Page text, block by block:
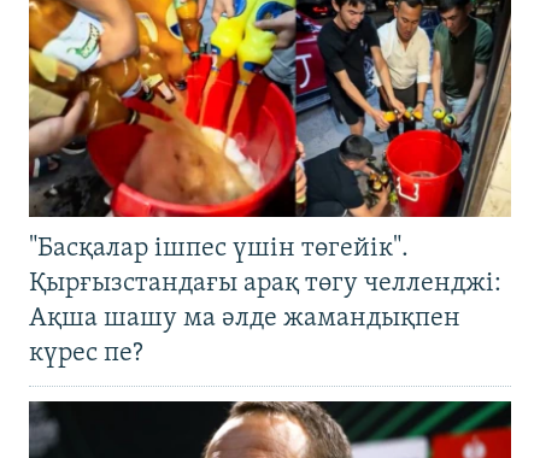
"Басқалар ішпес үшін төгейік".
Қырғызстандағы арақ төгу челленджі:
Ақша шашу ма әлде жамандықпен
күрес пе?